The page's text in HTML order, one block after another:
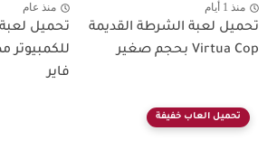
منذ 1 أيام
تحميل لعبة الشرطة القديمة
Virtua Cop بحجم صغير
منذ عام
فاير
تحميل العاب خفيفة